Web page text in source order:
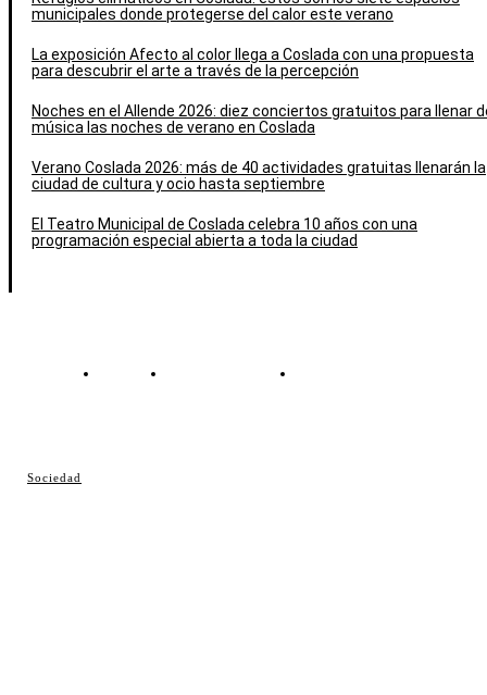
Sociedad
municipales donde protegerse del calor este verano
La exposición Afecto al color llega a Coslada con una propuesta
para descubrir el arte a través de la percepción
Noches en el Allende 2026: diez conciertos gratuitos para llenar
música las noches de verano en Coslada
Verano Coslada 2026: más de 40 actividades gratuitas llenarán la
ciudad de cultura y ocio hasta septiembre
El Teatro Municipal de Coslada celebra 10 años con una
programación especial abierta a toda la ciudad
Contacto Política de cookies